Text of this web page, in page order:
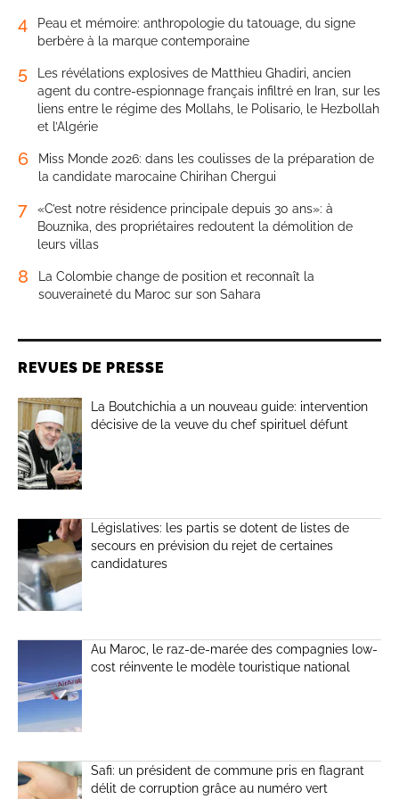
4
Peau et mémoire: anthropologie du tatouage, du signe
berbère à la marque contemporaine
5
Les révélations explosives de Matthieu Ghadiri, ancien
agent du contre-espionnage français infiltré en Iran, sur les
liens entre le régime des Mollahs, le Polisario, le Hezbollah
et l’Algérie
6
Miss Monde 2026: dans les coulisses de la préparation de
la candidate marocaine Chirihan Chergui
7
«C’est notre résidence principale depuis 30 ans»: à
Bouznika, des propriétaires redoutent la démolition de
leurs villas
8
La Colombie change de position et reconnaît la
souveraineté du Maroc sur son Sahara
REVUES DE PRESSE
La Boutchichia a un nouveau guide: intervention
décisive de la veuve du chef spirituel défunt
Législatives: les partis se dotent de listes de
secours en prévision du rejet de certaines
candidatures
Au Maroc, le raz-de-marée des compagnies low-
cost réinvente le modèle touristique national
Safi: un président de commune pris en flagrant
délit de corruption grâce au numéro vert